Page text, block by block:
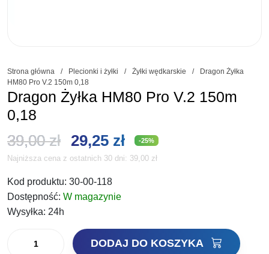
Strona główna / Plecionki i żyłki / Żyłki wędkarskie /
Dragon Żyłka
HM80 Pro V.2 150m 0,18
Dragon Żyłka HM80 Pro V.2 150m
0,18
39,00zł Pierwotna
cena
wynosiła:
29,25 złAktualna
cena
-25%
Najniższa cena z ostatnich 30 dni: 39,00 zł
Kod produktu: 30-00-118
Dostępność: W magazynie
Wysyłka: 24h
Dragon
DODAJ DO KOSZYKA